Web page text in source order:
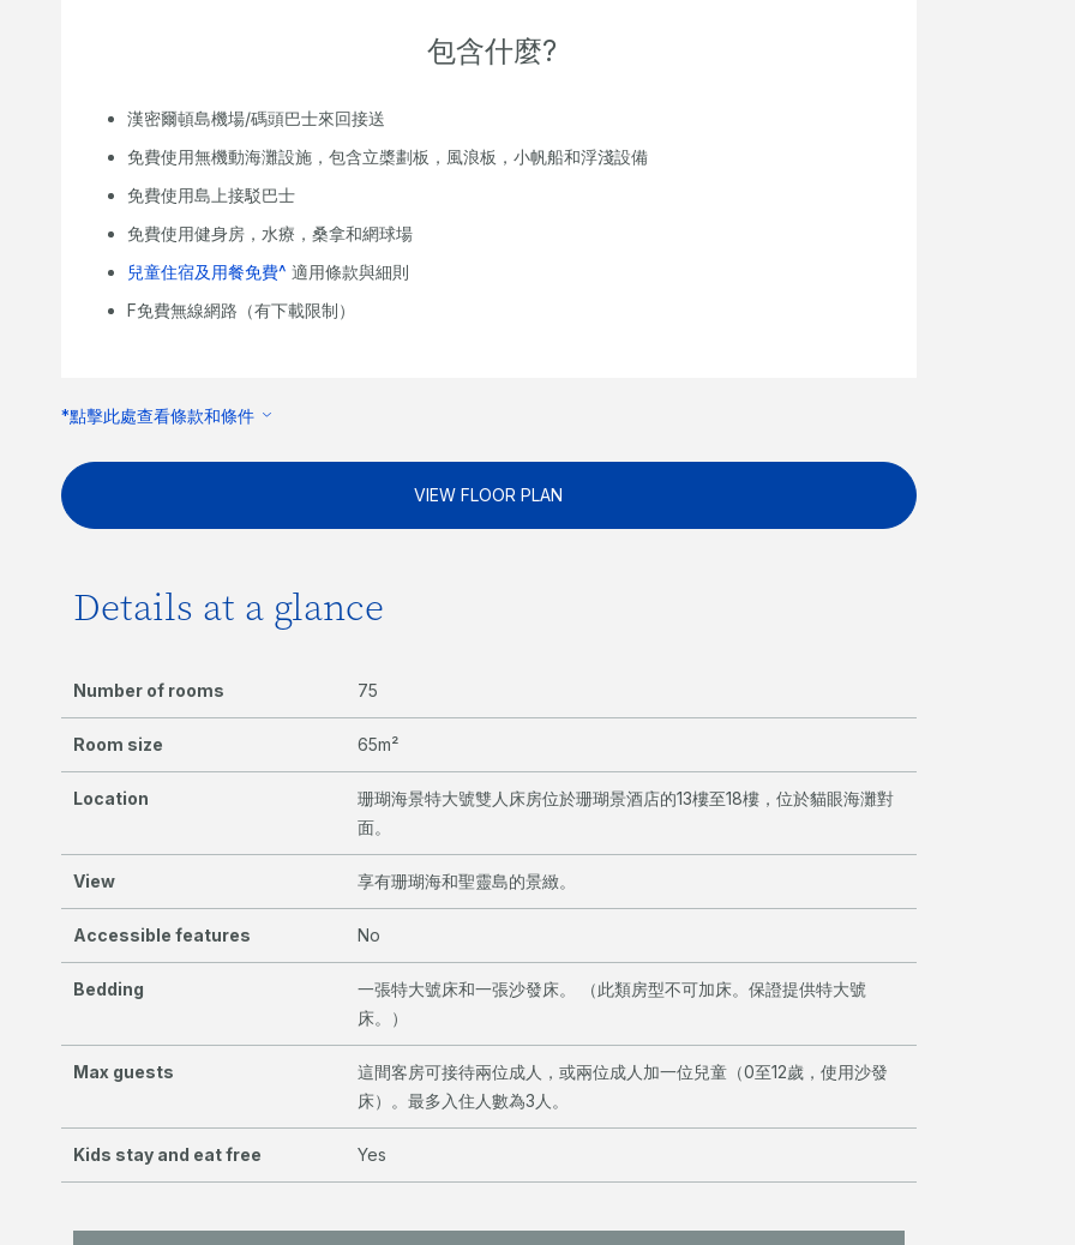
包含什麼?
漢密爾頓島機場/碼頭巴士來回接送
免費使用無機動海灘設施，包含立槳劃板，風浪板，小帆船和浮淺設備
免費使用島上接駁巴士
免費使用健身房，水療，桑拿和網球場
兒童住宿及用餐免費^ 適用條款與細則
F免費無線網路（有下載限制）
*點擊此處查看條款和條件
VIEW FLOOR PLAN
Details at a glance
Number of rooms 75
Room size 65m²
Location
珊瑚海景特大號雙人床房位於珊瑚景酒店的13樓至18樓，位於貓眼海灘對
面。
View 享有珊瑚海和聖靈島的景緻。
Accessible features No
Bedding
一張特大號床和一張沙發床。 （此類房型不可加床。保證提供特大號
床。）
Max guests
這間客房可接待兩位成人，或兩位成人加一位兒童（0至12歲，使用沙發
床）。最多入住人數為3人。
Kids stay and eat free Yes